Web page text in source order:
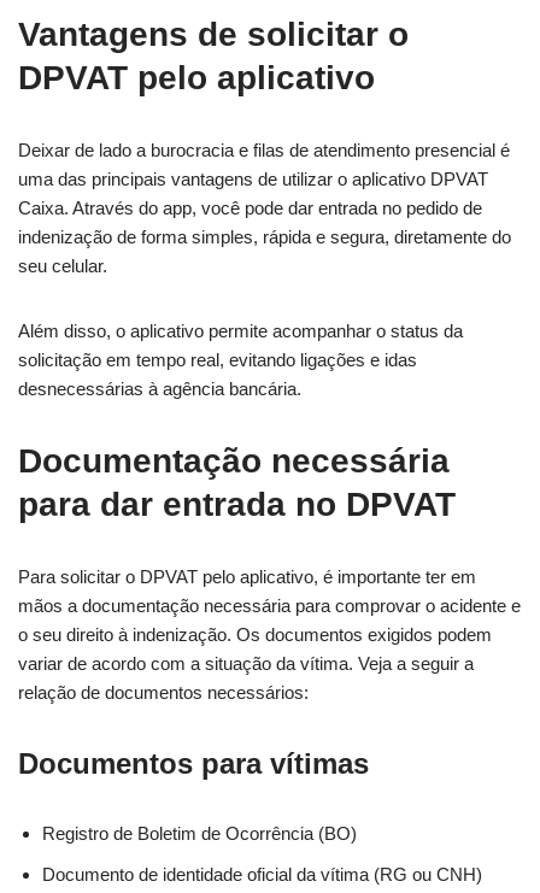
Vantagens de solicitar o
DPVAT pelo aplicativo
Deixar de lado a burocracia e filas de atendimento presencial é
uma das principais vantagens de utilizar o aplicativo DPVAT
Caixa. Através do app, você pode dar entrada no pedido de
indenização de forma simples, rápida e segura, diretamente do
seu celular.
Além disso, o aplicativo permite acompanhar o status da
solicitação em tempo real, evitando ligações e idas
desnecessárias à agência bancária.
Documentação necessária
para dar entrada no DPVAT
Para solicitar o DPVAT pelo aplicativo, é importante ter em
mãos a documentação necessária para comprovar o acidente e
o seu direito à indenização. Os documentos exigidos podem
variar de acordo com a situação da vítima. Veja a seguir a
relação de documentos necessários:
Documentos para vítimas
Registro de Boletim de Ocorrência (BO)
Documento de identidade oficial da vítima (RG ou CNH)